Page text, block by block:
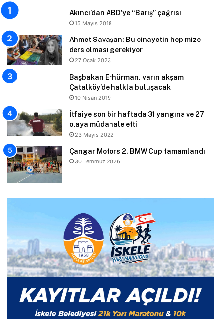
Akıncı’dan ABD’ye “Barış” çağrısı
15 Mayıs 2018
Ahmet Savaşan: Bu cinayetin hepimize
ders olması gerekiyor
27 Ocak 2023
Başbakan Erhürman, yarın akşam
Çatalköy’de halkla buluşacak
10 Nisan 2019
İtfaiye son bir haftada 31 yangına ve 27
olaya müdahale etti
23 Mayıs 2022
Çangar Motors 2. BMW Cup tamamlandı
30 Temmuz 2026